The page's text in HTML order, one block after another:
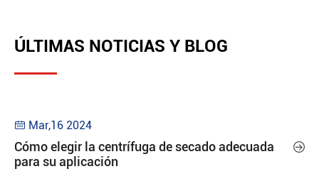
ÚLTIMAS NOTICIAS Y BLOG
 Mar,16 2024
Cómo elegir la centrífuga de secado adecuada
para su aplicación
